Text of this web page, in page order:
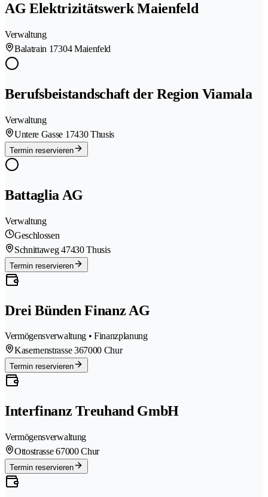
AG Elektrizitätswerk Maienfeld
Verwaltung
Balatrain 17304 Maienfeld
Berufsbeistandschaft der Region Viamala
Verwaltung
Untere Gasse 1 7430 Thusis
Termin reservieren
Battaglia AG
Verwaltung
Geschlossen
Schnittaweg 47430 Thusis
Termin reservieren
Drei Bünden Finanz AG
Vermögensverwaltung • Finanzplanung
Kasernenstrasse 367000 Chur
Termin reservieren
Interfinanz Treuhand GmbH
Vermögensverwaltung
Ottostrasse 67000 Chur
Termin reservieren